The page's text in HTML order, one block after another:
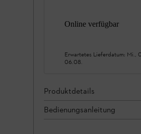
Online verfügbar
Erwartetes Lieferdatum: Mi.,
06.08.
Produktdetails
Bedienungsanleitung